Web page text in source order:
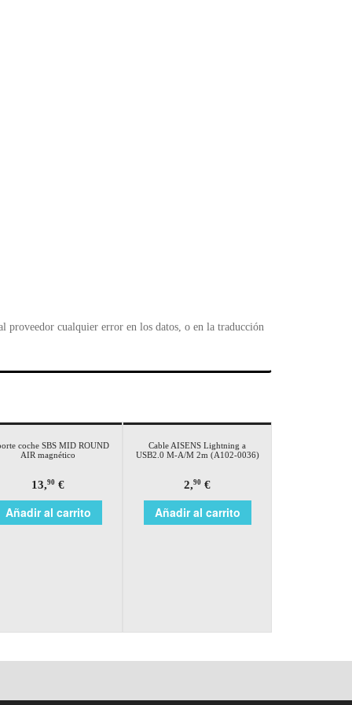
proveedor cualquier error en los datos, o en la traducción
coche SBS MID ROUND
AIR magnético
13,90 €
Añadir al carrito
Cable AISENS Lightning a
USB2.0 M-A/M 2m (A102-0036)
2,90 €
Añadir al carrito